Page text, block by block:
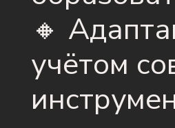
🔸
учётом